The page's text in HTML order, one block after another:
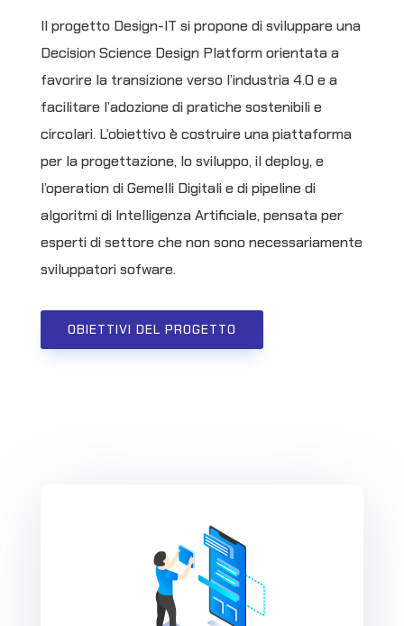
Il progetto Design-IT si propone di sviluppare una
Decision Science Design Platform orientata a
favorire la transizione verso l’industria 4.0 e a
facilitare l’adozione di pratiche sostenibili e
circolari. L’obiettivo è costruire una piattaforma
per la progettazione, lo sviluppo, il deploy, e
l’operation di Gemelli Digitali e di pipeline di
algoritmi di Intelligenza Artificiale, pensata per
esperti di settore che non sono necessariamente
sviluppatori sofware.
OBIETTIVI DEL PROGETTO